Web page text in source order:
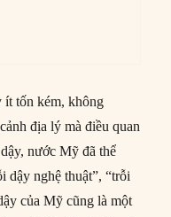
ít tốn kém, không
địa lý mà điều quan
nước Mỹ đã thể
dậy nghệ thuật”, “trỗi
của Mỹ cũng là một